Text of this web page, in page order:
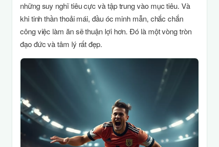
những suy nghĩ tiêu cực và tập trung vào mục tiêu. Và
khi tinh thần thoải mái, đầu óc minh mẫn, chắc chắn
công việc làm ăn sẽ thuận lợi hơn. Đó là một vòng tròn
đạo đức và tâm lý rất đẹp.